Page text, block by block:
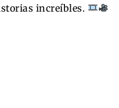
increíbles.